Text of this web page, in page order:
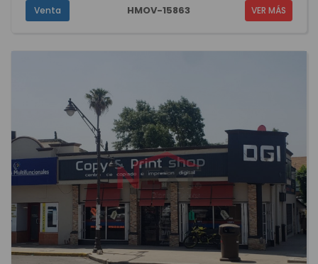
Venta HMOV-15863 VER MÁS